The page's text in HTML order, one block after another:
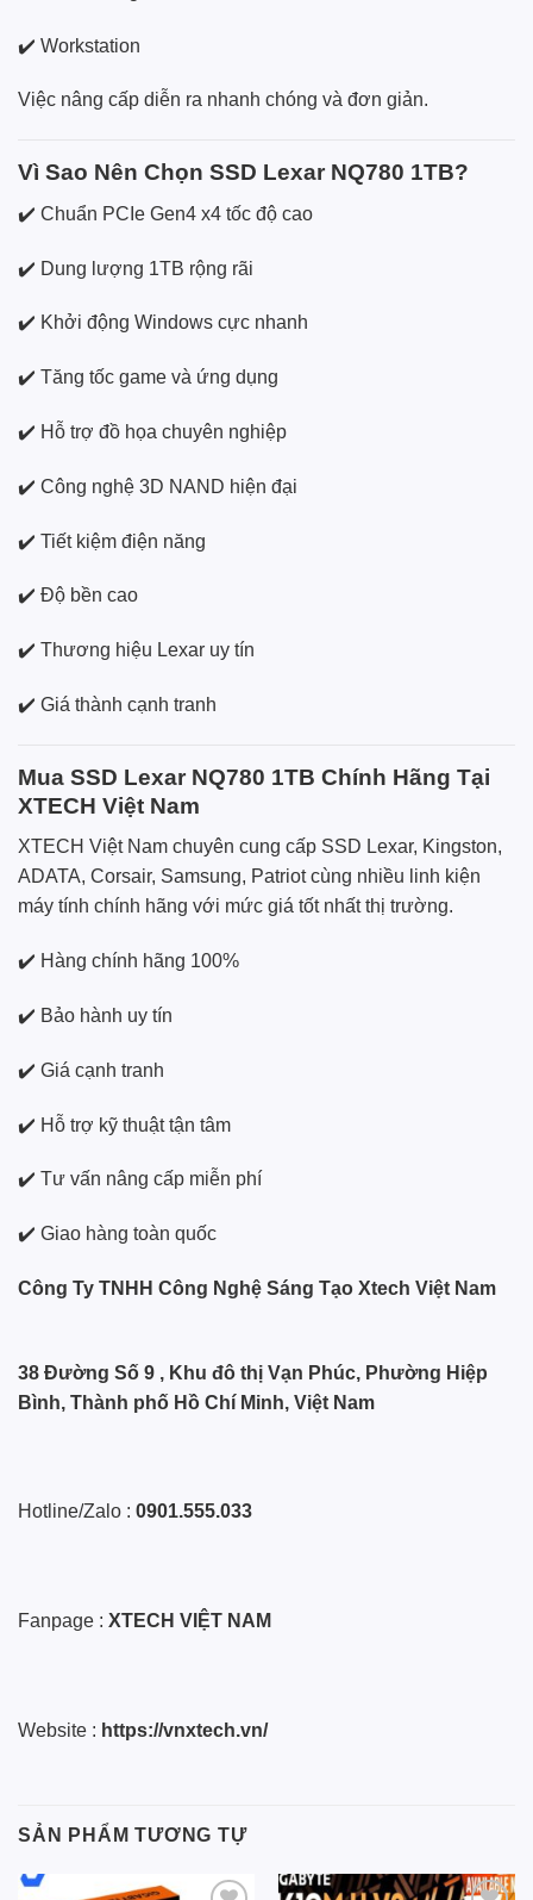
✔️ Workstation
Việc nâng cấp diễn ra nhanh chóng và đơn giản.
Vì Sao Nên Chọn SSD Lexar NQ780 1TB?
✔️ Chuẩn PCIe Gen4 x4 tốc độ cao
✔️ Dung lượng 1TB rộng rãi
✔️ Khởi động Windows cực nhanh
✔️ Tăng tốc game và ứng dụng
✔️ Hỗ trợ đồ họa chuyên nghiệp
✔️ Công nghệ 3D NAND hiện đại
✔️ Tiết kiệm điện năng
✔️ Độ bền cao
✔️ Thương hiệu Lexar uy tín
✔️ Giá thành cạnh tranh
Mua SSD Lexar NQ780 1TB Chính Hãng Tại
XTECH Việt Nam
XTECH Việt Nam chuyên cung cấp SSD Lexar, Kingston,
ADATA, Corsair, Samsung, Patriot cùng nhiều linh kiện
máy tính chính hãng với mức giá tốt nhất thị trường.
✔️ Hàng chính hãng 100%
✔️ Bảo hành uy tín
✔️ Giá cạnh tranh
✔️ Hỗ trợ kỹ thuật tận tâm
✔️ Tư vấn nâng cấp miễn phí
✔️ Giao hàng toàn quốc
Công Ty TNHH Công Nghệ Sáng Tạo Xtech Việt Nam
38 Đường Số 9 , Khu đô thị Vạn Phúc, Phường Hiệp
Bình, Thành phố Hồ Chí Minh, Việt Nam
Hotline/Zalo : 0901.555.033
Fanpage : XTECH VIỆT NAM
Website : https://vnxtech.vn/
SẢN PHẨM TƯƠNG TỰ